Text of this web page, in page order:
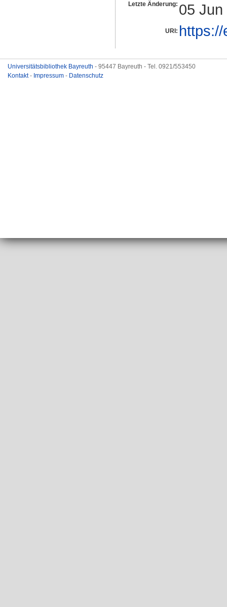
Letzte Änderung: 05
URI:
Universitätsbibliothek Bayreuth - 95447 Bayreuth - Tel. 0921/553450
Kontakt- Impressum - Datenschutz